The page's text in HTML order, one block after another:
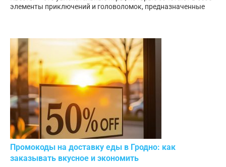
элементы приключений и головоломок, предназначенные
Промокоды на доставку еды в Гродно: как
заказывать вкусное и экономить